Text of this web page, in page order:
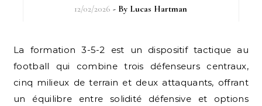
12/02/2026 - By Lucas Hartman
La formation 3-5-2 est un dispositif tactique au
football qui combine trois défenseurs centraux,
cinq milieux de terrain et deux attaquants, offrant
un équilibre entre solidité défensive et options